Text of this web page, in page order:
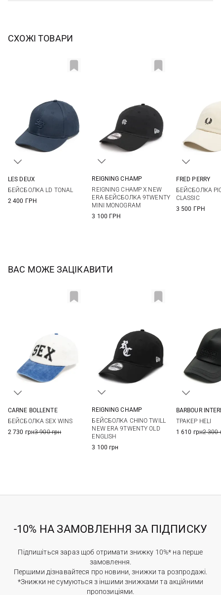
СХОЖІ ТОВАРИ
LES DEUX
БЕЙСБОЛКА LD TONAL
2 400 ГРН
REIGNING CHAMP
REIGNING CHAMP X NEW
ERA БЕЙСБОЛКА 9TWENTY
MINI MONOGRAM
3 100 ГРН
FRED PERRY
БЕЙСБОЛКА
CLASSIC
3 500 ГРН
ВАС МОЖЕ ЗАЦІКАВИТИ
CARNE BOLLENTE
БЕЙСБОЛКА SEX WINS
2 730 грн3 900 грн
REIGNING CHAMP
БЕЙСБОЛКА CHINO TWILL
NEW ERA 9TWENTY OLD
ENGLISH
3 100 грн
BARBOUR
ТРАКЕР HELI
1 610 грн2 300
-10% НА ЗАМОВЛЕННЯ ЗА ПІДПИСКУ
Підпишіться зараз щоб отримати знижку 10%* на перше
замовлення.
Першими дізнавайтеся про новини, знижки та розпродажі.
*Знижки не сумуються з іншими знижками та акційними
пропозиціями.